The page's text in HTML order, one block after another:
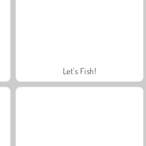
Let's Fish!